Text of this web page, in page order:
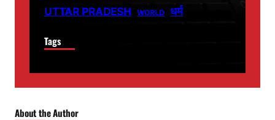
UTTAR PRADESH WORLD धर्म
Tags
About the Author